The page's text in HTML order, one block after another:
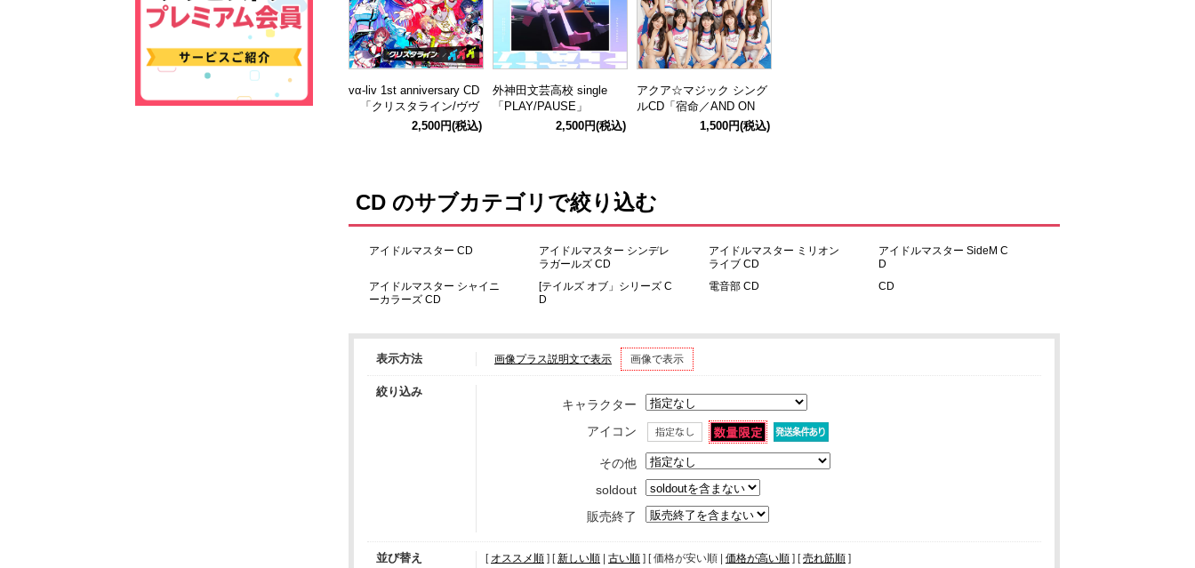
vα-liv 1st anniversary CD
「クリスタライン/ヴヴ
2,500円(税込)
外神田文芸高校 single
「PLAY/PAUSE」
2,500円(税込)
アクア☆マジック シング
ルCD「宿命／AND ON
1,500円(税込)
CD のサブカテゴリで絞り込む
アイドルマスター CD
アイドルマスター シンデレ
ラガールズ CD
アイドルマスター ミリオン
ライブ CD
アイドルマスター SideM C
D
アイドルマスター シャイニ
ーカラーズ CD
[テイルズ オブ」シリーズ C
D
電音部 CD CD
表示方法 画像プラス説明文で表示 画像で表示
絞り込み
キャラクター
アイコン
その他
soldout
販売終了
並び替え [ オススメ順 ] [新しい順 | 古い順 ] [ 価格が安い順 | 価格が高い順 ] [売れ筋順 ]